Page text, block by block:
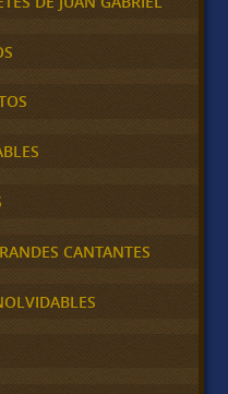
CANTANTES